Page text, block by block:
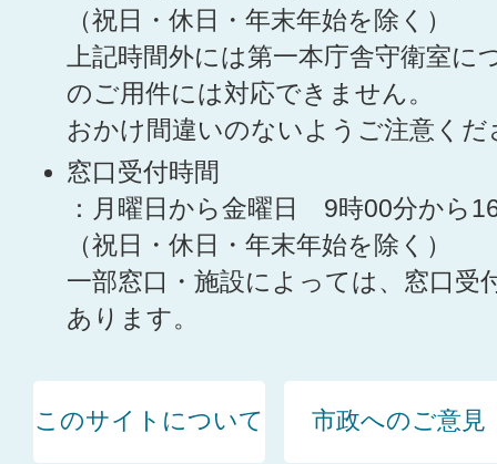
（祝日・休日・年末年始を除く）
上記時間外には第一本庁舎守衛室に
のご用件には対応できません。
おかけ間違いのないようご注意くだ
窓口受付時間
：月曜日から金曜日 9時00分から
（祝日・休日・年末年始を除く）
一部窓口・施設によっては、窓口受
あります。
このサイトについて 市政へのご意見